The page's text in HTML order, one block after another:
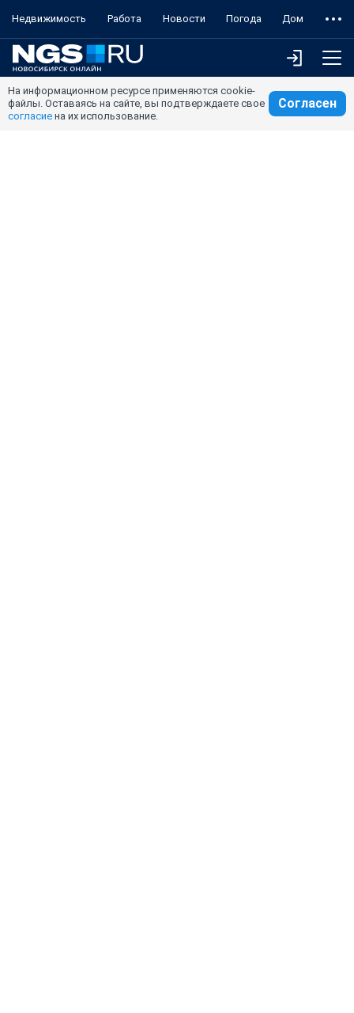
Недвижимость Работа Новости Погода Дом
На информационном ресурсе применяются cookie-
файлы. Оставаясь на сайте, вы подтверждаете свое
согласие на их использование.
Согласен